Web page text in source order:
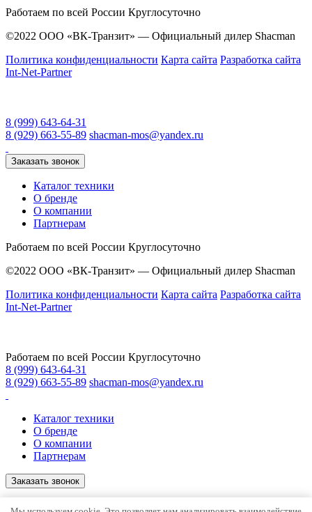
Работаем по всей России Круглосуточно
©2022 ООО «ВК-Транзит» — Официальный дилер Shacman
Политика конфиденциальности Карта сайта Разработка сайта
Int-Net-Partner
8 (999) 643-64-31
8 (929) 663-55-89 shacman-mos@yandex.ru
Заказать звонок
Каталог техники
О бренде
О компании
Партнерам
Работаем по всей России Круглосуточно
©2022 ООО «ВК-Транзит» — Официальный дилер Shacman
Политика конфиденциальности Карта сайта Разработка сайта
Int-Net-Partner
Работаем по всей России Круглосуточно
8 (999) 643-64-31
8 (929) 663-55-89 shacman-mos@yandex.ru
Каталог техники
О бренде
О компании
Партнерам
Заказать звонок
©2022 ООО «ВК-Транзит» — Официальный дилер Shacman